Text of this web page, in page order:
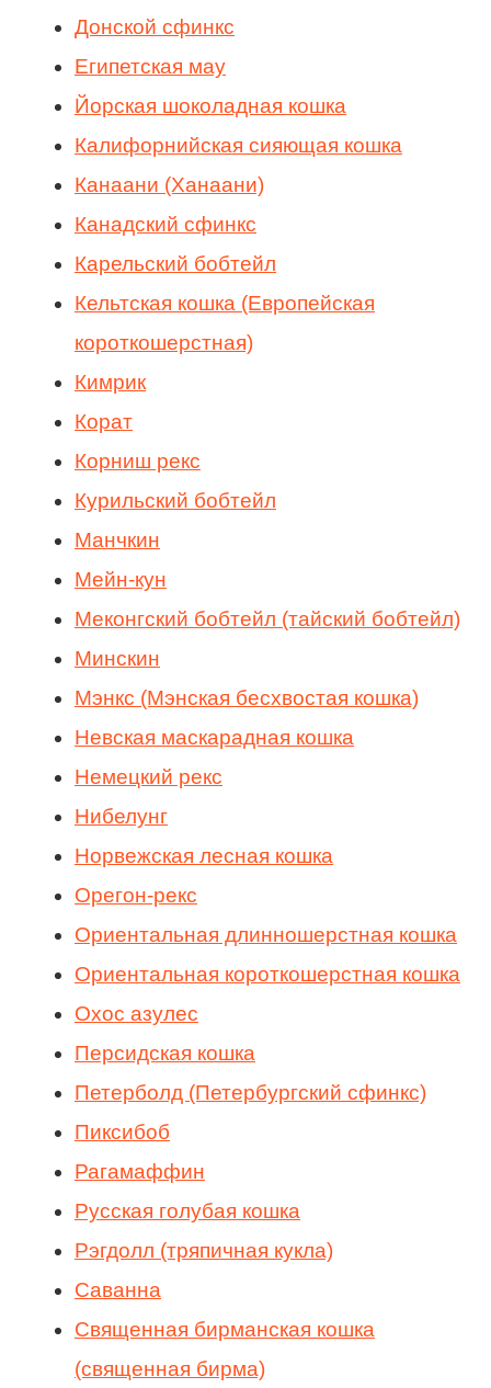
Донской сфинкс
Египетская мау
Йорская шоколадная кошка
Калифорнийская сияющая кошка
Канаани (Ханаани)
Канадский сфинкс
Карельский бобтейл
Кельтская кошка (Европейская
короткошерстная)
Кимрик
Корат
Корниш рекс
Курильский бобтейл
Манчкин
Мейн-кун
Меконгский бобтейл (тайский бобтейл)
Минскин
Мэнкс (Мэнская бесхвостая кошка)
Невская маскарадная кошка
Немецкий рекс
Нибелунг
Норвежская лесная кошка
Орегон-рекс
Ориентальная длинношерстная кошка
Ориентальная короткошерстная кошка
Охос азулес
Персидская кошка
Петерболд (Петербургский сфинкс)
Пиксибоб
Рагамаффин
Русская голубая кошка
Рэгдолл (тряпичная кукла)
Саванна
Священная бирманская кошка
(священная бирма)